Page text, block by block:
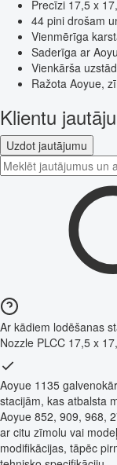
Precīzi 17,5 x
44 pini drošam
Vienmērīga
Saderīga ar
Vienkārša
Ražota Aoyue,
Klientu
Uzdot jautājumu
Ar kādiem lodēšanas
Nozzle PLCC 17,5 x
Aoyue 1135
stacijām, kas atbalsta
Aoyue 852, 909, 968,
ar citu zīmolu vai
modifikācijas, tāpēc